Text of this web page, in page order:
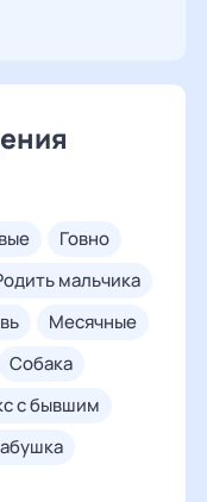
говно
родить мальчика
месячные
собака
с бывшим